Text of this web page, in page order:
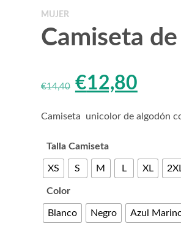
MUJER
Camiseta
€14,40 El
precio
original
era:
€12,80El
es:
Camiseta unicolor de algodón
Talla Camiseta
XS S M L XL
Color
Blanco Negro Azul